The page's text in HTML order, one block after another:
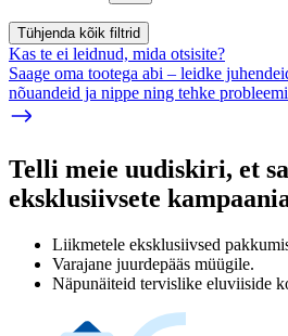
Tühjenda kõik filtrid
Kas te ei leidnud, mida otsisite?
Saage oma tootega abi – leidke
nõuandeid ja nippe ning tehke
Telli meie uudiskiri, et
eksklusiivsete
Liikmetele eksklusiivsed
Varajane juurdepääs müügile.
Näpunäiteid tervislike eluviiside